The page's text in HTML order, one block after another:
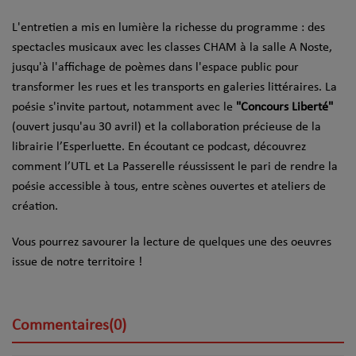
L'entretien a mis en lumière la richesse du programme : des
spectacles musicaux avec les classes CHAM à la salle A Noste,
jusqu'à l'affichage de poèmes dans l'espace public pour
transformer les rues et les transports en galeries littéraires. La
poésie s'invite partout, notamment avec le "Concours Liberté"
(ouvert jusqu'au 30 avril) et la collaboration précieuse de la
librairie l’Esperluette. En écoutant ce podcast, découvrez
comment l’UTL et La Passerelle réussissent le pari de rendre la
poésie accessible à tous, entre scènes ouvertes et ateliers de
création.
Vous pourrez savourer la lecture de quelques une des oeuvres
issue de notre territoire !
Commentaires(0)